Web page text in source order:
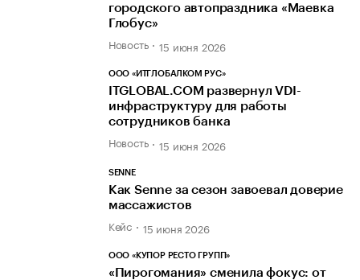
городского автопраздника «Маевка
Глобус»
Новость 15 июня 2026
ООО «ИТГЛОБАЛКОМ РУС»
ITGLOBAL.COM развернул VDI-
инфраструктуру для работы
сотрудников банка
Новость 15 июня 2026
SENNE
Как Senne за сезон завоевал доверие
массажистов
Кейс 15 июня 2026
ООО «КУПОР РЕСТО ГРУПП»
«Пирогомания» сменила фокус: от